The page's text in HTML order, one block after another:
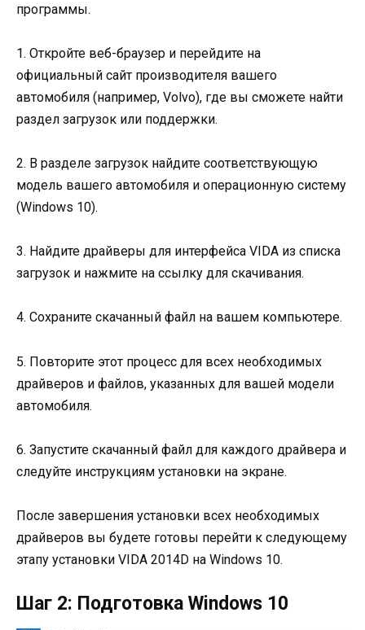
программы.
1. Откройте веб-браузер и перейдите на
официальный сайт производителя вашего
автомобиля (например, Volvo), где вы сможете найти
раздел загрузок или поддержки.
2. В разделе загрузок найдите соответствующую
модель вашего автомобиля и операционную систему
(Windows 10).
3. Найдите драйверы для интерфейса VIDA из списка
загрузок и нажмите на ссылку для скачивания.
4. Сохраните скачанный файл на вашем компьютере.
5. Повторите этот процесс для всех необходимых
драйверов и файлов, указанных для вашей модели
автомобиля.
6. Запустите скачанный файл для каждого драйвера и
следуйте инструкциям установки на экране.
После завершения установки всех необходимых
драйверов вы будете готовы перейти к следующему
этапу установки VIDA 2014D на Windows 10.
Шаг 2: Подготовка Windows 10